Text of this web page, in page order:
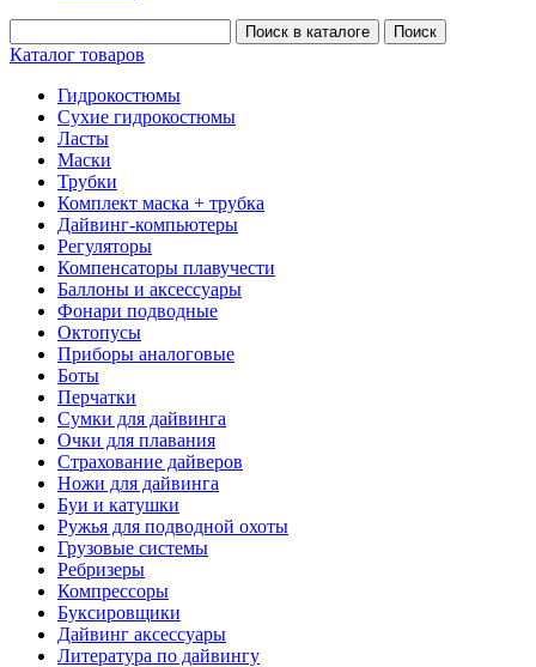
Каталог товаров
Гидрокостюмы
Сухие гидрокостюмы
Ласты
Маски
Трубки
Комплект маска + трубка
Дайвинг-компьютеры
Регуляторы
Компенсаторы плавучести
Баллоны и аксессуары
Фонари подводные
Октопусы
Приборы аналоговые
Боты
Перчатки
Сумки для дайвинга
Очки для плавания
Страхование дайверов
Ножи для дайвинга
Буи и катушки
Ружья для подводной охоты
Грузовые системы
Ребризеры
Компрессоры
Буксировщики
Дайвинг аксессуары
Литература по дайвингу